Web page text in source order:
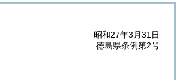
昭和27年3月31日
徳島県条例第2号